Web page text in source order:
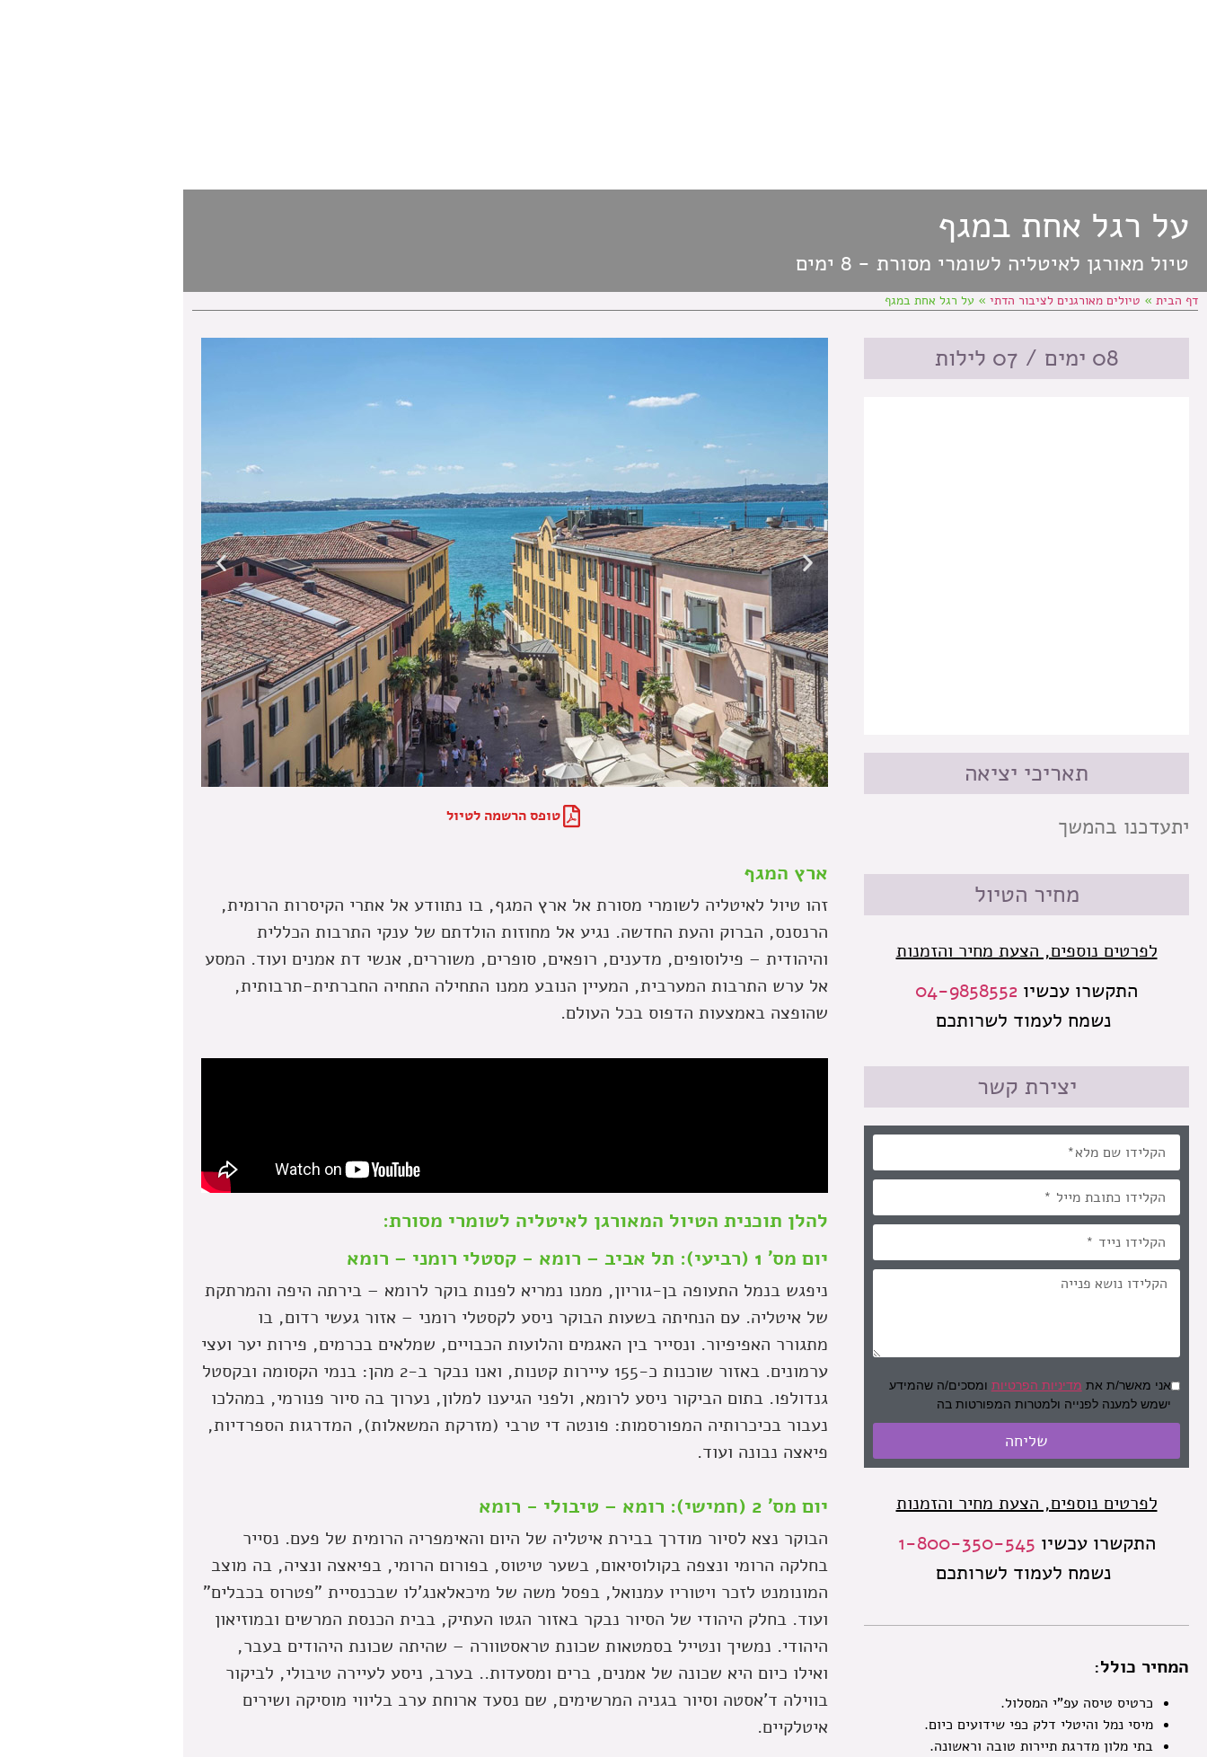
על רגל אחת במגף
טיול מאורגן לאיטליה לשומרי מסורת - 8 ימים
דף הבית » טיולים מאורגנים לציבור הדתי » על רגל אחת במגף
08 ימים / 07 לילות
תאריכי יציאה
יתעדכנו בהמשך
מחיר הטיול
לפרטים נוספים, הצעת מחיר והזמנות
התקשרו עכשיו 04-9858552
נשמח לעמוד לשרותכם
יצירת קשר
אני מאשר/ת את מדיניות הפרטיות ומסכים/ה שהמידע
ישמש למענה לפנייה ולמטרות המפורטות בה
שליחה
לפרטים נוספים, הצעת מחיר והזמנות
התקשרו עכשיו 1-800-350-545
נשמח לעמוד לשרותכם
המחיר כולל:
כרטיס טיסה עפ"י המסלול.
מיסי נמל והיטלי דלק כפי שידועים כיום.
בתי מלון מדרגת תיירות טובה וראשונה.
טופס הרשמה לטיול
ארץ המגף
זהו טיול לאיטליה לשומרי מסורת אל ארץ המגף, בו נתוודע אל אתרי הקיסרות הרומית,
הרנסנס, הברוק והעת החדשה. נגיע אל מחוזות הולדתם של ענקי התרבות הכללית
והיהודית – פילוסופים, מדענים, רופאים, סופרים, משוררים, אנשי דת אמנים ועוד. המסע
אל ערש התרבות המערבית, המעיין הנובע ממנו התחילה התחיה החברתית-תרבותית,
שהופצה באמצעות הדפוס בכל העולם.
להלן תוכנית הטיול המאורגן לאיטליה לשומרי מסורת:
יום מס' 1 (רביעי): תל אביב – רומא - קסטלי רומני – רומא
ניפגש בנמל התעופה בן-גוריון, ממנו נמריא לפנות בוקר לרומא – בירתה היפה והמרתקת
של איטליה. עם הנחיתה בשעות הבוקר ניסע לקסטלי רומני – אזור געשי רדום, בו
מתגורר האפיפיור. ונסייר בין האגמים והלועות הכבויים, שמלאים בכרמים, פירות יער ועצי
ערמונים. באזור שוכנות כ-155 עיירות קטנות, ואנו נבקר ב-2 מהן: בנמי הקסומה ובקסטל
גנדולפו. בתום הביקור ניסע לרומא, ולפני הגיענו למלון, נערוך בה סיור פנורמי, במהלכו
נעבור בכיכרותיה המפורסמות: פונטה די טרבי (מזרקת המשאלות), המדרגות הספרדיות,
פיאצה נבונה ועוד.
יום מס' 2 (חמישי): רומא – טיבולי - רומא
הבוקר נצא לסיור מודרך בבירת איטליה של היום והאימפריה הרומית של פעם. נסייר
בחלקה הרומי ונצפה בקולוסיאום, בשער טיטוס, בפורום הרומי, בפיאצה ונציה, בה מוצב
המונומנט לזכר ויטוריו עמנואל, בפסל משה של מיכאלאנג'לו שבכנסיית "פטרוס בכבלים"
ועוד. בחלק היהודי של הסיור נבקר באזור הגטו העתיק, בבית הכנסת המרשים ובמוזיאון
היהודי. נמשיך ונטייל בסמטאות שכונת טראסטוורה – שהיתה שכונת היהודים בעבר,
ואילו כיום היא שכונה של אמנים, ברים ומסעדות.. בערב, ניסע לעיירה טיבולי, לביקור
בווילה ד'אסטה וסיור בגניה המרשימים, שם נסעד ארוחת ערב בליווי מוסיקה ושירים
איטלקיים.